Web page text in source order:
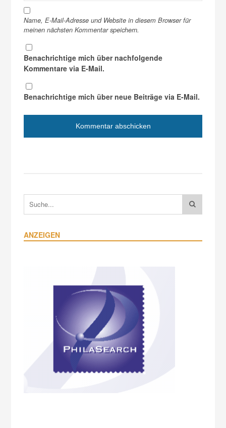
Name, E-Mail-Adresse und Website in diesem Browser für
meinen nächsten Kommentar speichern.
Benachrichtige mich über nachfolgende
Kommentare via E-Mail.
Benachrichtige mich über neue Beiträge via E-Mail.
ANZEIGEN